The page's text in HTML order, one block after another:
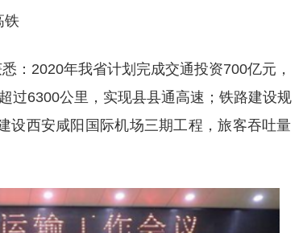
铁
2020年我省计划完成交通投资700亿元，
过6300公里，实现县县通高速；铁路建设规
设西安咸阳国际机场三期工程，旅客吞吐量